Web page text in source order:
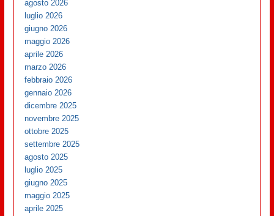
agosto 2026
luglio 2026
giugno 2026
maggio 2026
aprile 2026
marzo 2026
febbraio 2026
gennaio 2026
dicembre 2025
novembre 2025
ottobre 2025
settembre 2025
agosto 2025
luglio 2025
giugno 2025
maggio 2025
aprile 2025